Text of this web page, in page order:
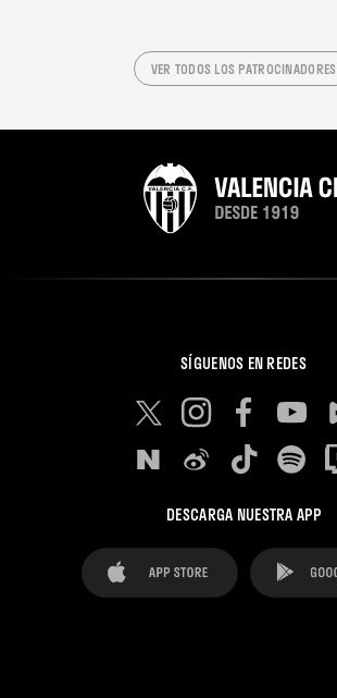
VER TODOS LOS PATROCINADORES
SÍGUENOS EN REDES
DESCARGA NUESTRA APP